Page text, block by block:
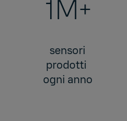
1M+
sensori
prodotti
ogni anno